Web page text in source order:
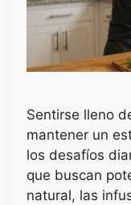
Sentirse lleno
mantener un
los desafíos
que buscan
natural, las